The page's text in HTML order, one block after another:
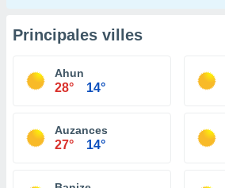
Principales villes
Ahun
28° 14°
Auzances
27° 14°